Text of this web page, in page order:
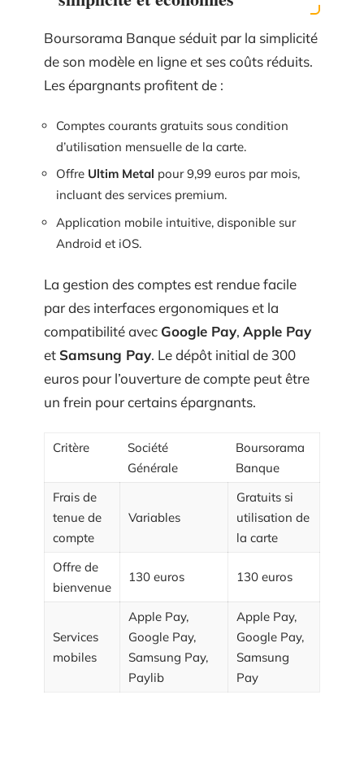
Boursorama Banque séduit par la simplicité
de son modèle en ligne et ses coûts réduits.
Les épargnants profitent de :
Comptes courants gratuits sous condition
d’utilisation mensuelle de la carte.
Offre Ultim Metal pour 9,99 euros par mois,
incluant des services premium.
Application mobile intuitive, disponible sur
Android et iOS.
La gestion des comptes est rendue facile
par des interfaces ergonomiques et la
compatibilité avec Google Pay, Apple Pay
et Samsung Pay. Le dépôt initial de 300
euros pour l’ouverture de compte peut être
un frein pour certains épargnants.
Critère
Société
Générale
Boursorama
Banque
Frais de
tenue de
compte
Variables
Gratuits si
utilisation de
la carte
Offre de
bienvenue
130 euros 130 euros
Services
mobiles
Apple Pay,
Google Pay,
Samsung Pay,
Paylib
Apple Pay,
Google Pay,
Samsung
Pay